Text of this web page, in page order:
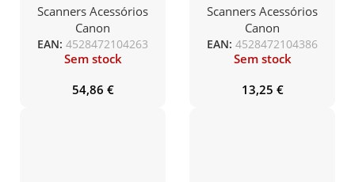
C125/C125W
Scanners Acessórios
Canon
EAN: 4528472104263
Sem stock
54,86 €
compatível com P215
Scanners Acessórios
Canon
EAN: 4528472104386
Sem stock
13,25 €